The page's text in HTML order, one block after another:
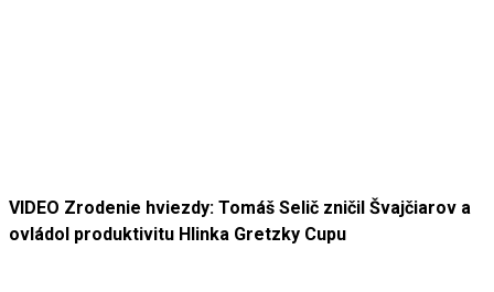
VIDEO Zrodenie hviezdy: Tomáš Selič zničil Švajčiarov a
ovládol produktivitu Hlinka Gretzky Cupu